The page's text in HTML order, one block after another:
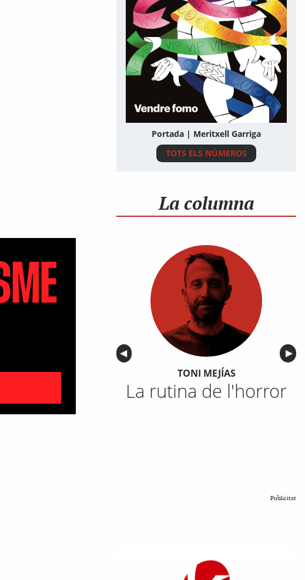
Portada | Meritxell Garriga
TOTS ELS NÚMEROS
La columna
Anterior
◀︎ ▶︎
TONI MEJÍAS
La rutina de l'horror
Publicitat